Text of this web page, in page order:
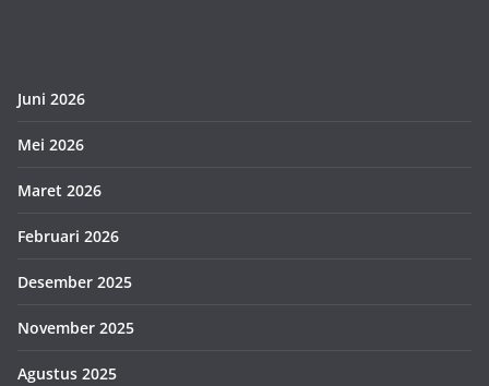
Juni 2026
Mei 2026
Maret 2026
Februari 2026
Desember 2025
November 2025
Agustus 2025